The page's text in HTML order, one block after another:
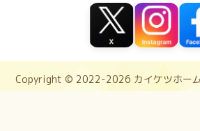
Copyright © 2022-2026 カイケツホー